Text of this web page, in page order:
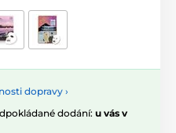
dopravy ›
dodání: u vás v